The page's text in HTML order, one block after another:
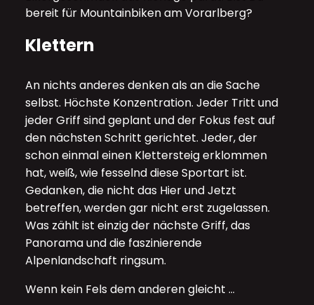
bereit für Mountainbiken am Vorarlberg?
Klettern
An nichts anderes denken als an die Sache
selbst. Höchste Konzentration. Jeder Tritt und
jeder Griff sind geplant und der Fokus fest auf
den nächsten Schritt gerichtet. Jeder, der
schon einmal einen Klettersteig erklommen
hat, weiß, wie fesselnd diese Sportart ist.
Gedanken, die nicht das Hier und Jetzt
betreffen, werden gar nicht erst zugelassen.
Was zählt ist einzig der nächste Griff, das
Panorama und die faszinierende
Alpenlandschaft ringsum.
Wenn kein Fels dem anderen gleicht …